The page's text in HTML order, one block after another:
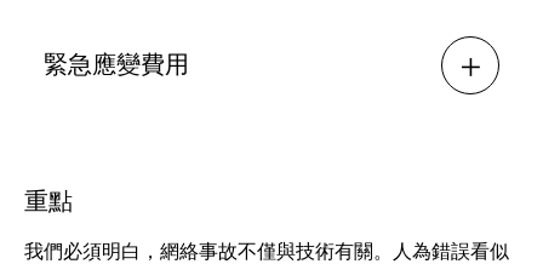
緊急應變費用
重點
我們必須明白，網絡事故不僅與技術有關。人為錯誤看似